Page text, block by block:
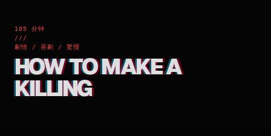
105 分钟
///
劇情 / 喜劇 / 驚慄
HOW TO MAKE A
KILLING